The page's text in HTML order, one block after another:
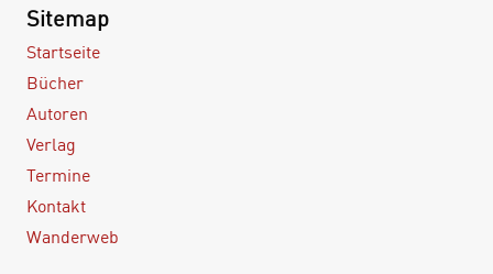
Sitemap
Startseite
Bücher
Autoren
Verlag
Termine
Kontakt
Wanderweb